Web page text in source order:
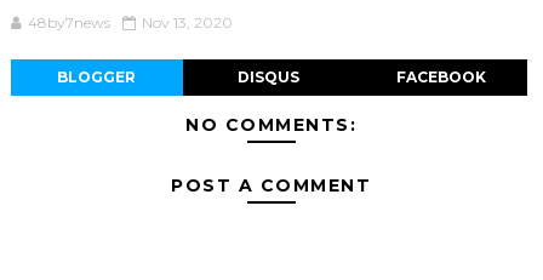
48by7news Nov 13, 2020
BLOGGER DISQUS FACEBOOK
NO COMMENTS:
POST A COMMENT